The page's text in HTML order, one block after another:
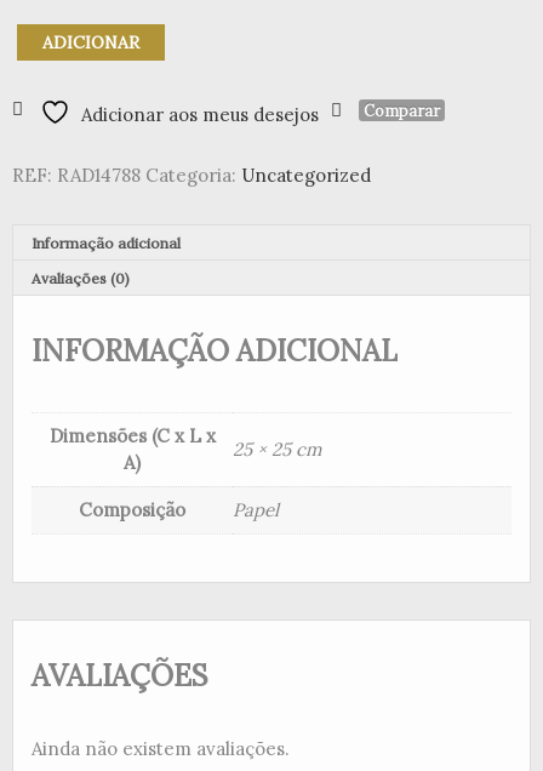
Quantidade
de
25x25cm
"Leaves"
ADICIONAR
Adicionar aos meus desejos Comparar
REF: RAD14788 Categoria: Uncategorized
Informação adicional
Avaliações (0)
INFORMAÇÃO ADICIONAL
Dimensões (C x L x
A)
25 × 25 cm
Composição Papel
AVALIAÇÕES
Ainda não existem avaliações.